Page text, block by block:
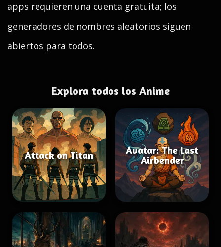
apps requieren una cuenta gratuita; los
generadores de nombres aleatorios siguen
abiertos para todos.
Explora todos los Anime
Attack on Titan
Avatar: The Last
Airbender